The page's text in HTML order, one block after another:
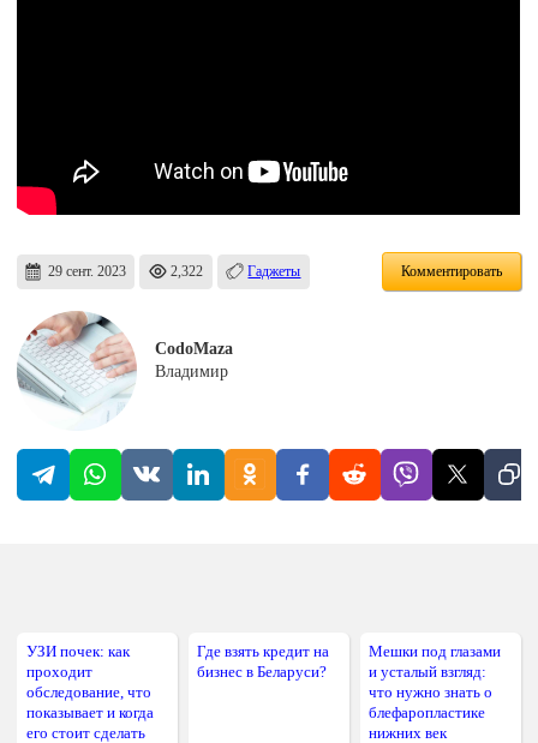
29 сент. 2023 2,322 Гаджеты Комментировать
CodoMaza
Владимир
УЗИ почек: как
проходит
обследование, что
показывает и когда
его стоит сделать
Где взять кредит на
бизнес в Беларуси?
Мешки под глазами
и усталый взгляд:
что нужно знать о
блефаропластике
нижних век